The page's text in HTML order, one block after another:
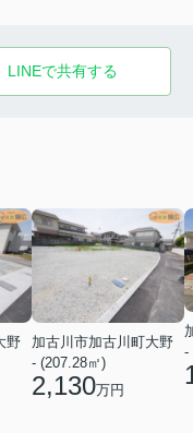
LINEで共有する
野
加古川市加古川町大野
- (207.28㎡)
2,130万円
-